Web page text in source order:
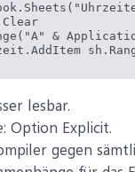
&
As Long
=
= -
lesbar.
Option Explicit.
gegen